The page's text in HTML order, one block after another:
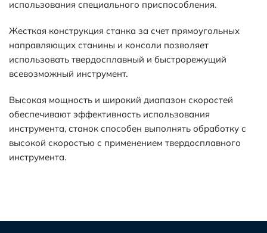
использования специального приспособления.
Жесткая конструкция станка за счет прямоугольных
направляющих станины и консоли позволяет
использовать твердосплавный и быстрорежущий
всевозможный инструмент.
Высокая мощность и широкий диапазон скоростей
обеспечивают эффективность использования
инструмента, станок способен выполнять обработку с
высокой скоростью с применением твердосплавного
инструмента.